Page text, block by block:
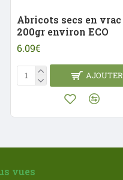
Abricots secs en vrac
200gr environ ECO
6.09€
AJOUTER
vues